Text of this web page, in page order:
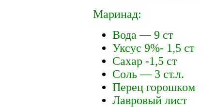
Маринад:
Вода — 9 ст
Уксус 9%- 1,5 ст
Сахар -1,5 ст
Соль — 3 ст.л.
Перец горошком
Лавровый лист